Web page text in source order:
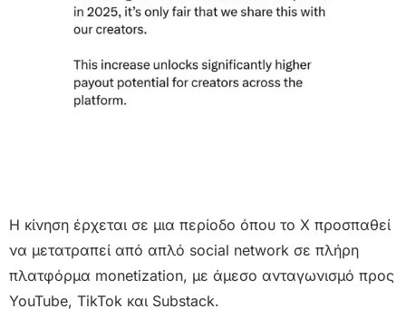
Η κίνηση έρχεται σε μια περίοδο όπου το X προσπαθεί
να μετατραπεί από απλό social network σε πλήρη
πλατφόρμα monetization, με άμεσο ανταγωνισμό προς
YouTube, TikTok και Substack.